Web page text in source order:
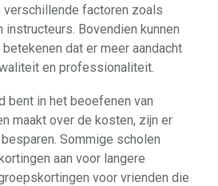
verschillende factoren zoals
Bovendien kunnen
dat er meer aandacht
en professionaliteit.
bent in het beoefenen van
maakt over de kosten, zijn er
Sommige scholen
aan voor langere
voor vrienden die